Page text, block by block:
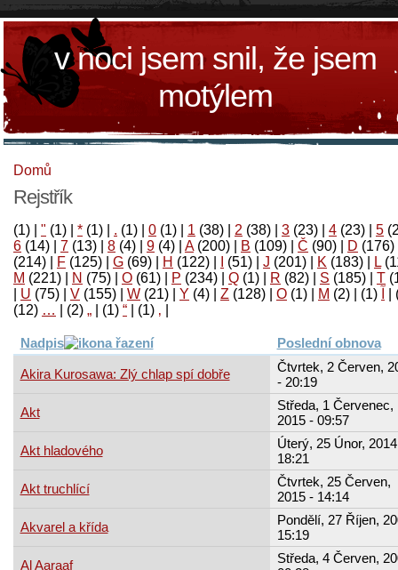
v noci jsem snil, že jsem
motýlem
Domů
Rejstřík
(1) " (1) * (1) . (1) 0 (1) 1 (38) 2 (38) 3 (23) 4 (23) 5
6 (14) 7 (13) 8 (4) 9 (4) A(200) B (109) Č (90) D (176)
(214)
F (125) G (69) H (122) (51) J (201) K (183) L
M (221) N (75) O (61) P (234) Q (1) R (82) S (185) T
U (75) V (155) W (21) Y (4) Z (128) Ο (1) М (2)
(1)
‚
(1)
“
(1)
„
(2)
…
(12)
Nadpis Poslední obnova
Akira Kurosawa: Zlý chlap spí dobře
Čtvrtek, 2 Červen,
- 20:19
Akt
Středa, 1 Červenec,
2015 - 09:57
Akt hladového
Úterý, 25 Únor,
18:21
Akt truchlící
Čtvrtek, 25 Červen,
2015 - 14:14
Akvarel a křída
Pondělí, 27 Říjen,
15:19
Al Aaraaf
Středa, 4 Červen,